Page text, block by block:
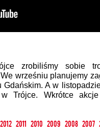
zrobiliśmy sobie
wrześniu planujemy
A w
Trójce. Wkrótce
2012 2011 2010 2009 2008 2007